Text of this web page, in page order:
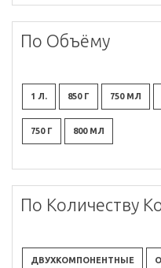
По Объёму
1 Л. 850 Г 750 МЛ
750 Г 800 МЛ
По Количеству
ДВУХКОМПОНЕНТНЫЕ